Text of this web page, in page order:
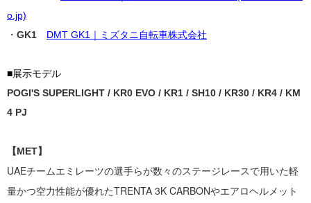
o.jp)
・ GK1 DMT GK1｜ミズタニ自転車株式会社
■展示モデル
POGI'S SUPERLIGHT / KR0 EVO / KR1 / SH10 / KR30 / KR4 / KM
4 PJ
【MET】
UAEチームエミレーツの選手らが数々のステージレースで用いた軽
量かつ空力性能が優れたTRENTA 3K CARBONやエアロヘルメット